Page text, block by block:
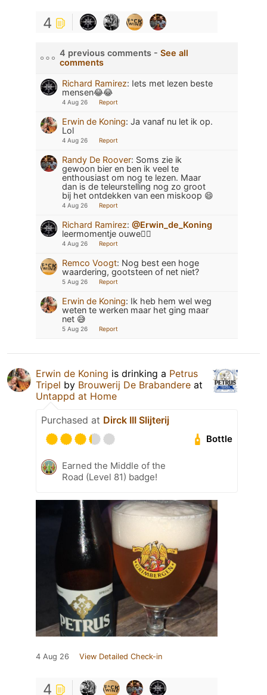
4
4 previous comments - See all
comments
Richard Ramirez: Iets met lezen beste
mensen😂😂
4 Aug 26 Report
Erwin de Koning: Ja vanaf nu let ik op.
Lol
4 Aug 26 Report
Randy De Roover: Soms zie ik
gewoon bier en ben ik veel te
enthousiast om nog te lezen. Maar
dan is de teleurstelling nog zo groot
bij het ontdekken van een miskoop 😄
4 Aug 26 Report
Richard Ramirez: @Erwin_de_Koning
leermomentje ouwe🫪🫪
4 Aug 26 Report
Remco Voogt: Nog best een hoge
waardering, gootsteen of net niet?
5 Aug 26 Report
Erwin de Koning: Ik heb hem wel weg
weten te werken maar het ging maar
net 😅
5 Aug 26 Report
Erwin de Koning is drinking a Petrus
Tripel by Brouwerij De Brabandere at
Untappd at Home
Purchased at Dirck III Slijterij
Bottle
Earned the Middle of the
Road (Level 81) badge!
4 Aug 26 View Detailed Check-in
4